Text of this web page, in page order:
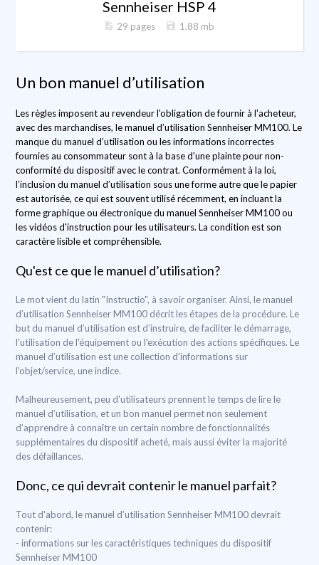
Sennheiser HSP 4
29 pages 1.88 mb
Un bon manuel d’utilisation
Les règles imposent au revendeur l'obligation de fournir à l'acheteur,
avec des marchandises, le manuel d’utilisation Sennheiser MM100. Le
manque du manuel d’utilisation ou les informations incorrectes
fournies au consommateur sont à la base d'une plainte pour non-
conformité du dispositif avec le contrat. Conformément à la loi,
l’inclusion du manuel d’utilisation sous une forme autre que le papier
est autorisée, ce qui est souvent utilisé récemment, en incluant la
forme graphique ou électronique du manuel Sennheiser MM100 ou
les vidéos d'instruction pour les utilisateurs. La condition est son
caractère lisible et compréhensible.
Qu'est ce que le manuel d’utilisation?
Le mot vient du latin "Instructio", à savoir organiser. Ainsi, le manuel
d’utilisation Sennheiser MM100 décrit les étapes de la procédure. Le
but du manuel d’utilisation est d’instruire, de faciliter le démarrage,
l'utilisation de l'équipement ou l'exécution des actions spécifiques. Le
manuel d’utilisation est une collection d'informations sur
l'objet/service, une indice.
Malheureusement, peu d'utilisateurs prennent le temps de lire le
manuel d’utilisation, et un bon manuel permet non seulement
d’apprendre à connaître un certain nombre de fonctionnalités
supplémentaires du dispositif acheté, mais aussi éviter la majorité
des défaillances.
Donc, ce qui devrait contenir le manuel parfait?
Tout d'abord, le manuel d’utilisation Sennheiser MM100 devrait
contenir:
- informations sur les caractéristiques techniques du dispositif
Sennheiser MM100